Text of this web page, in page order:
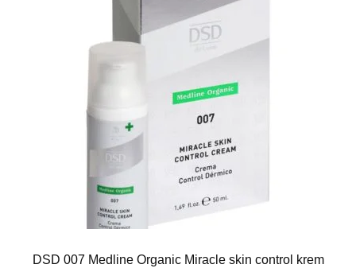
DSD 007 Medline Organic Miracle skin control krem